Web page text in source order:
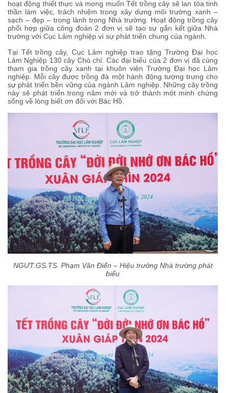
hoạt động thiết thực và mong muốn Tết trồng cây sẽ lan tỏa tinh
thần làm việc, trách nhiệm trong xây dựng môi trường xanh –
sạch – đẹp – trong lành trong Nhà trường. Hoạt động trồng cây
phối hợp giữa công đoàn 2 đơn vị sẽ tạo sự gắn kết giữa Nhà
trường với Cục Lâm nghiệp vì sự phát triển chung của ngành.
Tại Tết trồng cây, Cục Lâm nghiệp trao tặng Trường Đại học
Lâm Nghiệp 130 cây Chò chỉ. Các đại biểu của 2 đơn vị đã cùng
tham gia trồng cây xanh tại khuôn viên Trường Đại học Lâm
nghiệp. Mỗi cây được trồng đà một hành động tượng trưng cho
sự phát triển bền vững của ngành Lâm nghiệp. Những cây trồng
này sẽ phát triển trong năm mới và trở thành một minh chứng
sống về lòng biết ơn đối với Bác Hồ.
NGƯT.GS.TS. Phạm Văn Điển – Hiệu trưởng Nhà trường phát
biểu